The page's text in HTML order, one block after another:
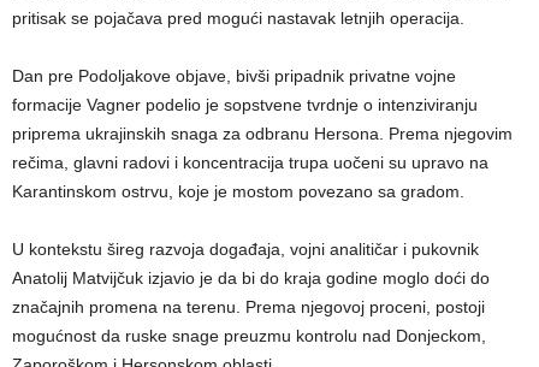
pritisak se pojačava pred mogući nastavak letnjih operacija.
Dan pre Podoljakove objave, bivši pripadnik privatne vojne
formacije Vagner podelio je sopstvene tvrdnje o intenziviranju
priprema ukrajinskih snaga za odbranu Hersona. Prema njegovim
rečima, glavni radovi i koncentracija trupa uočeni su upravo na
Karantinskom ostrvu, koje je mostom povezano sa gradom.
U kontekstu šireg razvoja događaja, vojni analitičar i pukovnik
Anatolij Matvijčuk izjavio je da bi do kraja godine moglo doći do
značajnih promena na terenu. Prema njegovoj proceni, postoji
mogućnost da ruske snage preuzmu kontrolu nad Donjeckom,